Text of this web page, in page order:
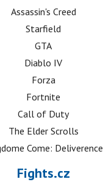
Assassin's Creed
Starfield
GTA
Diablo IV
Forza
Fortnite
Call of Duty
The Elder Scrolls
Come: Deliverence
Fights.cz